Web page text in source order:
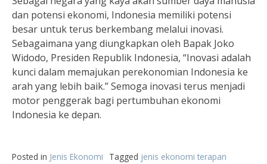
dan potensi ekonomi, Indonesia memiliki potensi
besar untuk terus berkembang melalui inovasi.
Sebagaimana yang diungkapkan oleh Bapak Joko
Widodo, Presiden Republik Indonesia, “Inovasi adalah
kunci dalam memajukan perekonomian Indonesia ke
arah yang lebih baik.” Semoga inovasi terus menjadi
motor penggerak bagi pertumbuhan ekonomi
Indonesia ke depan.
Posted in Jenis Ekonomi Tagged jenis ekonomi terapan